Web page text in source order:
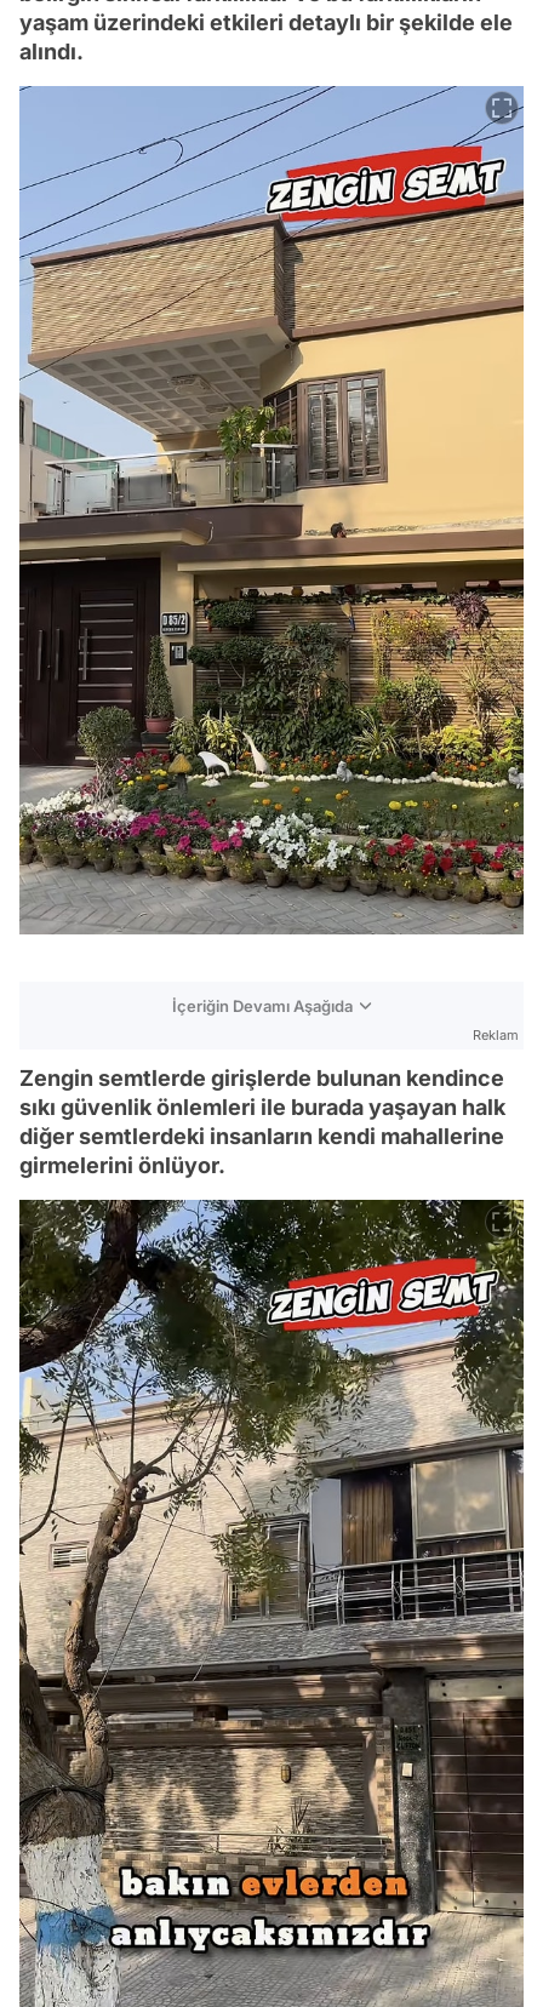
yaşam üzerindeki etkileri detaylı bir şekilde ele
alındı.
İçeriğin Devamı Aşağıda
Reklam
Zengin semtlerde girişlerde bulunan kendince
sıkı güvenlik önlemleri ile burada yaşayan halk
diğer semtlerdeki insanların kendi mahallerine
girmelerini önlüyor.